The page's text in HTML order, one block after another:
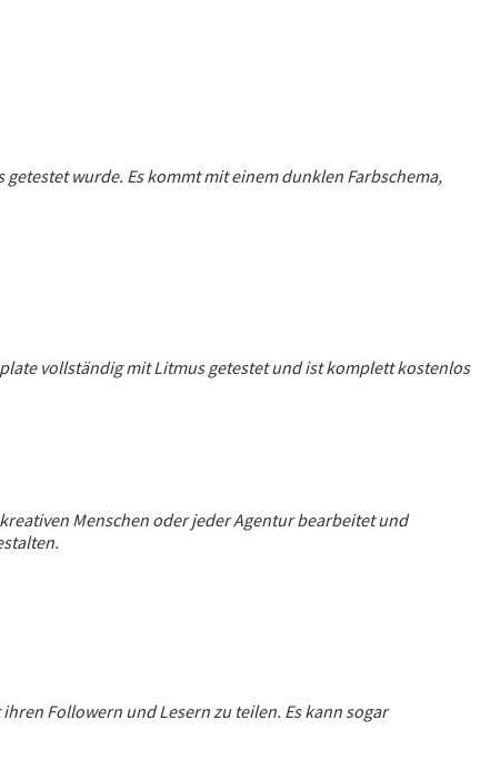
wurde. Es kommt mit einem dunklen Farbschema,
vollständig mit Litmus getestet und ist komplett kostenlos
Menschen oder jeder Agentur bearbeitet und
Followern und Lesern zu teilen. Es kann sogar